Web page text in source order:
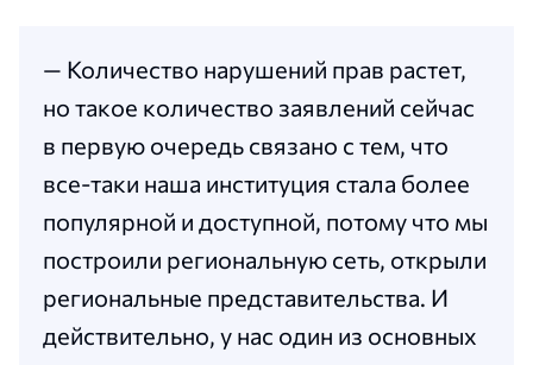
— Количество нарушений прав растет,
но такое количество заявлений сейчас
в первую очередь связано с тем, что
все-таки наша институция стала более
популярной и доступной, потому что мы
построили региональную сеть, открыли
региональные представительства. И
действительно, у нас один из основных